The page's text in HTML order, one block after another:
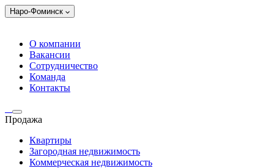
Наро-Фоминск
О компании
Вакансии
Сотрудничество
Команда
Контакты
Продажа
Квартиры
Загородная недвижимость
Коммерческая недвижимость